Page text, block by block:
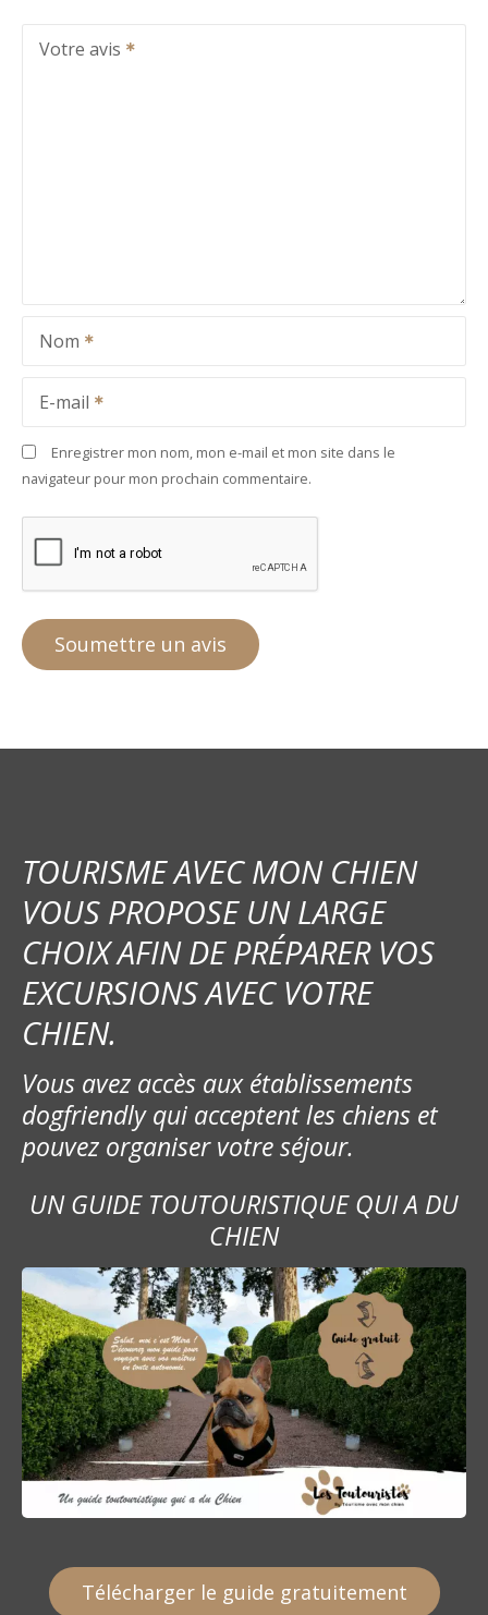
Votre avis
Nom
E-mail
Enregistrer mon nom, mon e-mail et mon site dans le
navigateur pour mon prochain commentaire.
TOURISME AVEC MON CHIEN
VOUS PROPOSE UN LARGE
CHOIX AFIN DE PRÉPARER VOS
EXCURSIONS AVEC VOTRE
CHIEN.
Vous avez accès aux établissements
dogfriendly qui acceptent les chiens et
pouvez organiser votre séjour.
UN GUIDE TOUTOURISTIQUE QUI A DU
CHIEN
Télécharger le guide gratuitement